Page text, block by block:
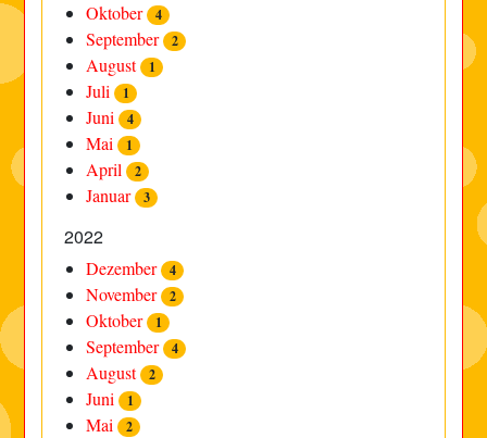
Oktober 4
September 2
August 1
Juli 1
Juni 4
Mai 1
April 2
Januar 3
2022
Dezember 4
November 2
Oktober 1
September 4
August 2
Juni 1
Mai 2